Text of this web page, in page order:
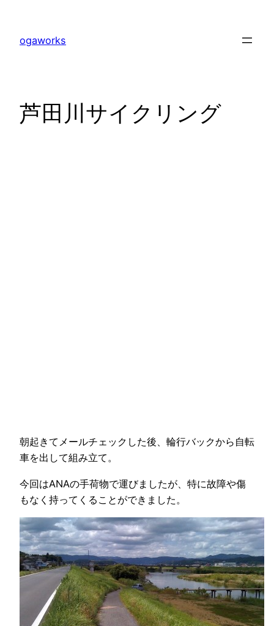
ogaworks
芦田川サイクリング
朝起きてメールチェックした後、輪行バックから自転
車を出して組み立て。
今回はANAの手荷物で運びましたが、特に故障や傷
もなく持ってくることができました。